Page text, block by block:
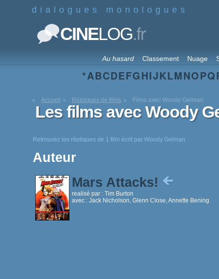
dialogues monologues
CINELOG.fr
Au hasard Classement Nuage
*ABCDEFGHIJKLMNOPQ
Accueil Répliques de films Films avec Woody Gelman
Les films avec Woody
Retrouvez les répliques de 1 film écrit par Woody Gelman
Auteur
Mars Attacks!
realisé par : Tim Burton
avec : Jack Nicholson, Glenn Close, Annette Bening